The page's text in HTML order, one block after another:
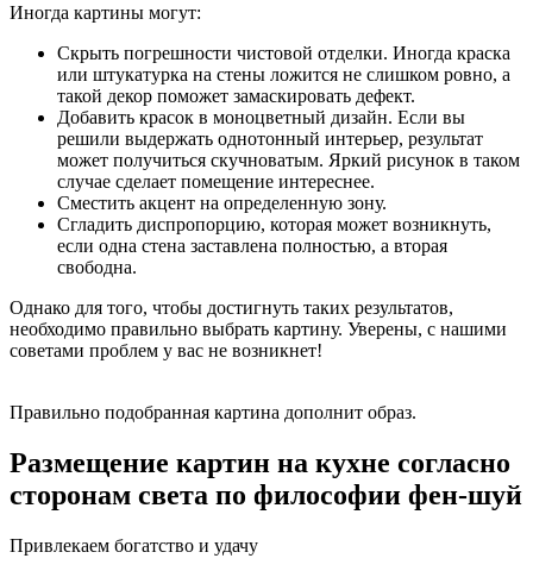
Иногда картины могут:
Скрыть погрешности чистовой отделки. Иногда краска
или штукатурка на стены ложится не слишком ровно, а
такой декор поможет замаскировать дефект.
Добавить красок в моноцветный дизайн. Если вы
решили выдержать однотонный интерьер, результат
может получиться скучноватым. Яркий рисунок в таком
случае сделает помещение интереснее.
Сместить акцент на определенную зону.
Сгладить диспропорцию, которая может возникнуть,
если одна стена заставлена полностью, а вторая
свободна.
Однако для того, чтобы достигнуть таких результатов,
необходимо правильно выбрать картину. Уверены, с нашими
советами проблем у вас не возникнет!
Правильно подобранная картина дополнит образ.
Размещение картин на кухне согласно
сторонам света по философии фен-шуй
Привлекаем богатство и удачу